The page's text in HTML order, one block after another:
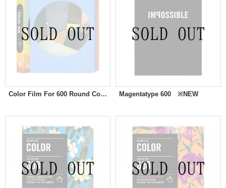
Color Film For 600 Round Color Frames ※NEW Magentatype 600 ※NEW